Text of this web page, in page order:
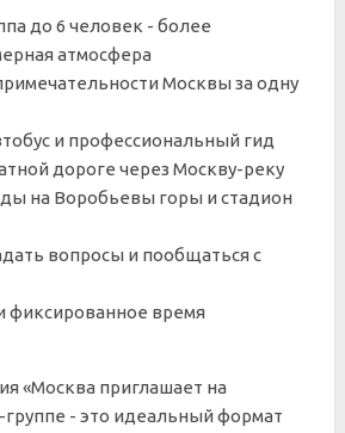
до 6 человек - более
атмосфера
Москвы за одну
и профессиональный гид
дороге через Москву-реку
на Воробьевы горы и стадион
вопросы и пообщаться с
время
«Москва приглашает на
- это идеальный формат